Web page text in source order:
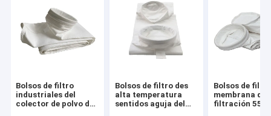
Bolsos de filtro
industriales del
colector de polvo de
Bolsos de filtro des
alta temperatura
sentidos aguja del
Bolsos de
membrana de
filtración